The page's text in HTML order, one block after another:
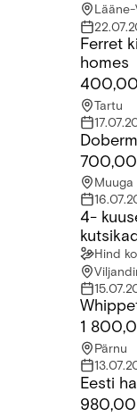
their homesFerret
homes
Tartu
Muuga
kutsikad4-
Hind
1
Pärnu
Eesti